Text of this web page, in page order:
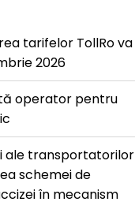
tarifelor TollRo va
2026
operator pentru
ale transportatorilor
schemei de
în mecanism